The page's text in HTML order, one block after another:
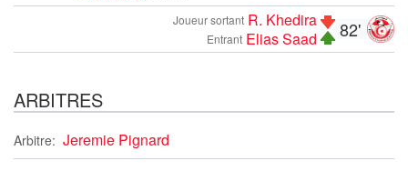
82'
Joueur sortant R. Khedira
Entrant Elias Saad
ARBITRES
Arbitre: Jeremie Pignard